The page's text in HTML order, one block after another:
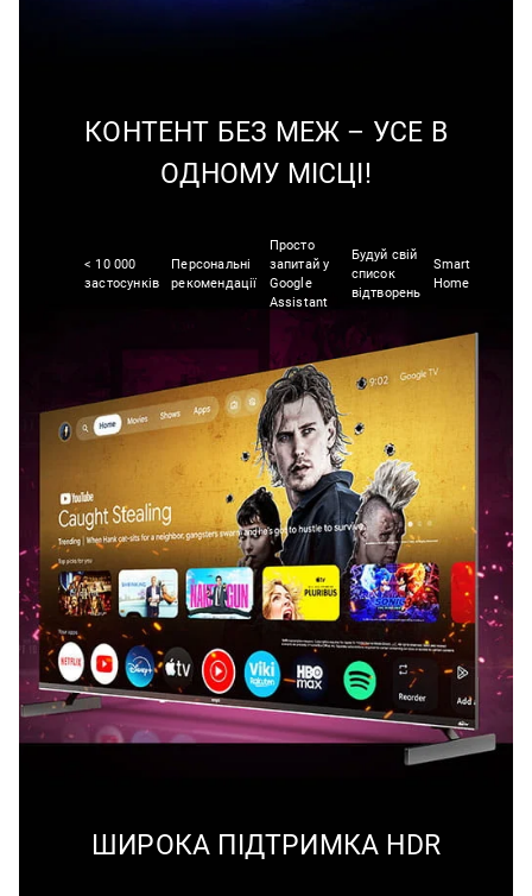
КОНТЕНТ БЕЗ МЕЖ – УСЕ В
ОДНОМУ МІСЦІ!
< 10 000
застосунків
Персональні
рекомендації
Просто
запитай у
Google
Assistant
Будуй свій
список
відтворень
Smart
Home
ШИРОКА ПІДТРИМКА HDR